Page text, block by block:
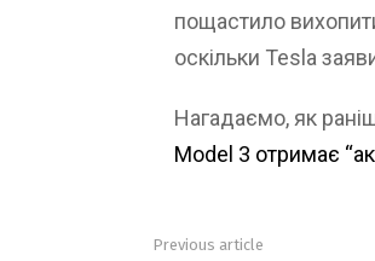
пощастило
оскільки Tesla
Нагадаємо, як
Model 3 отримає
Previous article